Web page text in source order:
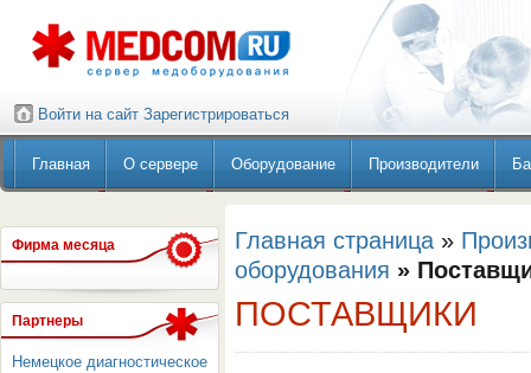
Войти на сайт Зарегистрироваться
Главная О сервере Оборудование Производители
Фирма месяца
Партнеры
Немецкое диагностическое
Главная страница »
оборудования »
ПОСТАВЩИКИ